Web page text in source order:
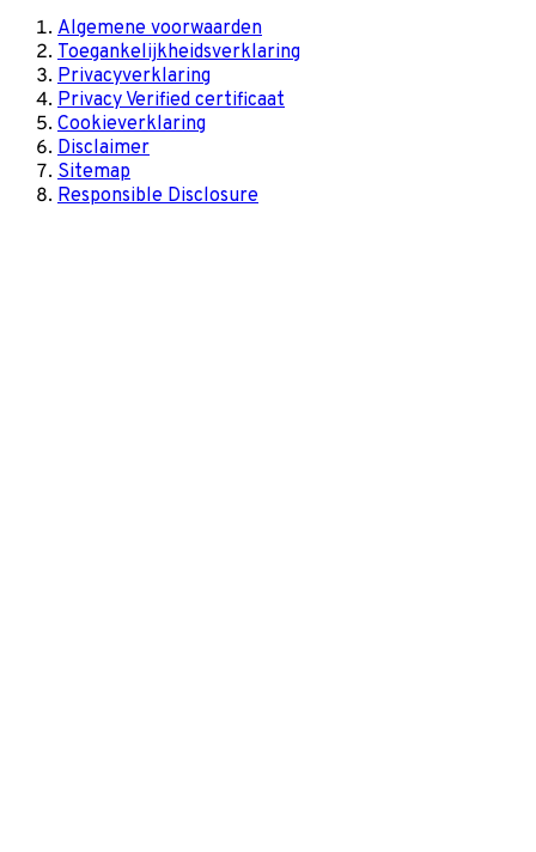
Algemene voorwaarden
Toegankelijkheidsverklaring
Privacyverklaring
Privacy Verified certificaat
Cookieverklaring
Disclaimer
Sitemap
Responsible Disclosure